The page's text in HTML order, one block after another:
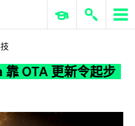
ERP 與商業 AI
靠 OTA 更新令起步